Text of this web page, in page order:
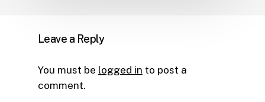
Leave a Reply
You must be logged in to post a
comment.